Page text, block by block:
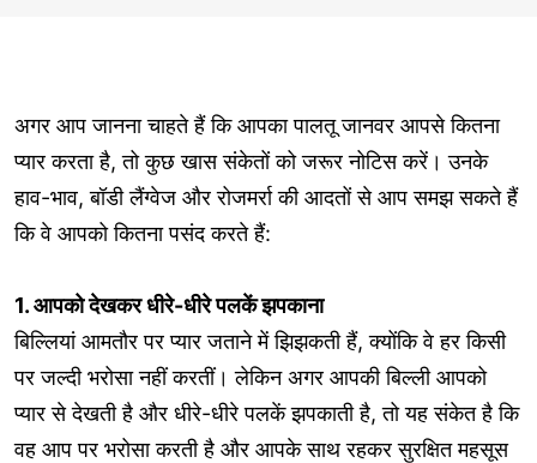
अगर आप जानना चाहते हैं कि आपका पालतू जानवर आपसे कितना
प्यार करता है, तो कुछ खास संकेतों को जरूर नोटिस करें। उनके
हाव-भाव, बॉडी लैंग्वेज और रोजमर्रा की आदतों से आप समझ सकते हैं
कि वे आपको कितना पसंद करते हैं:
1. आपको देखकर धीरे-धीरे पलकें झपकाना
बिल्लियां आमतौर पर प्यार जताने में झिझकती हैं, क्योंकि वे हर किसी
पर जल्दी भरोसा नहीं करतीं। लेकिन अगर आपकी बिल्ली आपको
प्यार से देखती है और धीरे-धीरे पलकें झपकाती है, तो यह संकेत है कि
वह आप पर भरोसा करती है और आपके साथ रहकर सुरक्षित महसूस